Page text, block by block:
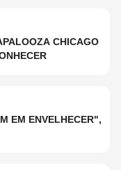
CHICAGO
EM ENVELHECER",